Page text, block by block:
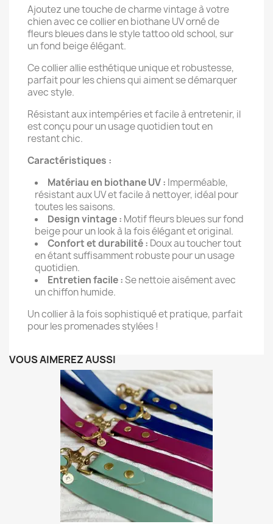
Ajoutez une touche de charme vintage à votre
chien avec ce collier en biothane UV orné de
fleurs bleues dans le style tattoo old school, sur
un fond beige élégant.
Ce collier allie esthétique unique et robustesse,
parfait pour les chiens qui aiment se démarquer
avec style.
Résistant aux intempéries et facile à entretenir, il
est conçu pour un usage quotidien tout en
restant chic.
Caractéristiques :
Matériau en biothane UV : Imperméable,
résistant aux UV et facile à nettoyer, idéal pour
toutes les saisons.
Design vintage : Motif fleurs bleues sur fond
beige pour un look à la fois élégant et original.
Confort et durabilité : Doux au toucher tout
en étant suffisamment robuste pour un usage
quotidien.
Entretien facile :Se nettoie aisément avec
un chiffon humide.
Un collier à la fois sophistiqué et pratique, parfait
pour les promenades stylées !
VOUS AIMEREZ AUSSI